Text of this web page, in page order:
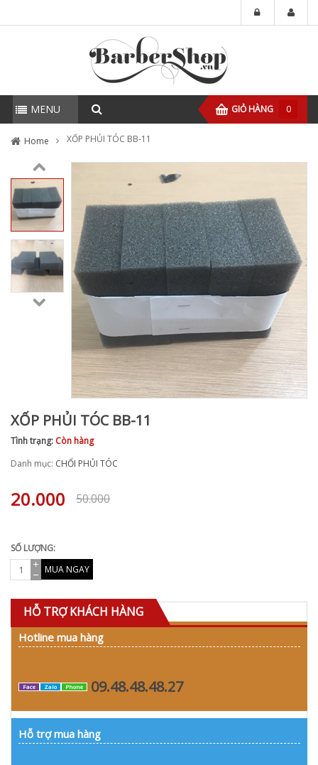
MENU GIỎ HÀNG 0
Home XỐP PHỦI TÓC BB-11
XỐP PHỦI TÓC BB-11
Tình trạng: Còn hàng
Danh mục: CHỔI PHỦI TÓC
50.000
20.000
SỐ LƯỢNG:
MUA NGAY
HỖ TRỢ KHÁCH HÀNG
Hotline mua hàng
Face Zalo Phone 09.48.48.48.27
Hỗ trợ mua hàng